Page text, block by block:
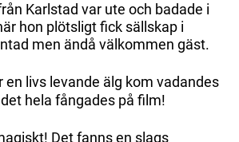
Karlstad var ute och badade i
hon plötsligt fick sällskap i
men ändå välkommen gäst.
en livs levande älg kom vadandes
hela fångades på film!
Det fanns en slags